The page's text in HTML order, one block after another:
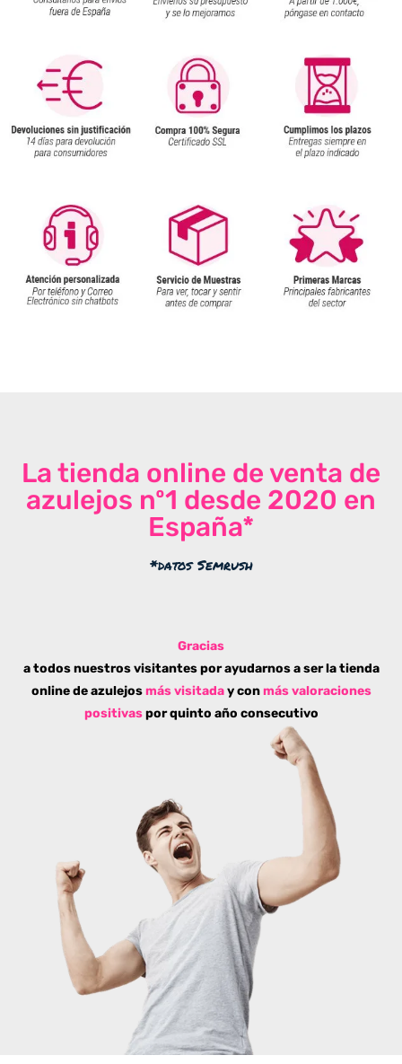
La tienda online de venta de
azulejos nº1 desde 2020 en
España*
*datos Semrush
Gracias
a todos nuestros visitantes por ayudarnos a ser la tienda
online de azulejos más visitaday conmás valoraciones
positivaspor quinto año consecutivo